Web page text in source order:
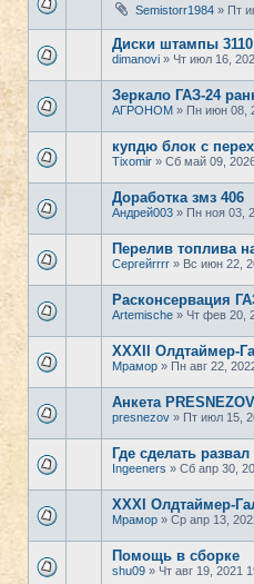
Semistorr1984 » Пт
Диски штампы 3110
dimanovi » Чт июл 16,
Зеркало ГАЗ-24
АГРОНОМ » Пн июн 08,
купдю блок с
Tixomir » Сб май 09,
Доработка змз 406
Андрей003 » Пн ноя 03,
Перелив топлива
Сергейrrrr » Вс июн 22,
Расконсервация
Artemische » Чт фев 20,
XXXII Олдтаймер-
Мрамор » Пн авг 22,
Анкета PRESNEZOV
presnezov » Пт июл 15,
Где сделать
Ingeeners » Сб апр 30,
XXXI Олдтаймер-
Мрамор » Ср апр 13,
Помощь в сборке
shu09 » Чт авг 19, 2021